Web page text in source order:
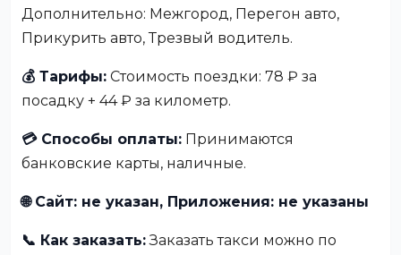
Дополнительно: Межгород, Перегон авто,
Прикурить авто, Трезвый водитель.
💰 Тарифы: Стоимость поездки: 78 ₽ за
посадку + 44 ₽ за километр.
💳 Способы оплаты: Принимаются
банковские карты, наличные.
🌐 Сайт: не указан, Приложения: не указаны
📞 Как заказать:Заказать такси можно по